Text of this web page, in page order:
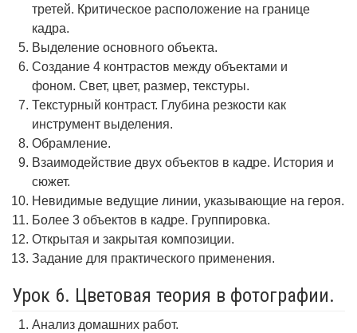
третей. Критическое расположение на границе
кадра.
Выделение основного объекта.
Создание 4 контрастов между объектами и
фоном. Свет, цвет, размер, текстуры.
Текстурный контраст. Глубина резкости как
инструмент выделения.
Обрамление.
Взаимодействие двух объектов в кадре. История и
сюжет.
Невидимые ведущие линии, указывающие на героя.
Более 3 объектов в кадре. Группировка.
Открытая и закрытая композиции.
Задание для практического применения.
Урок 6. Цветовая теория в фотографии.
Анализ домашних работ.